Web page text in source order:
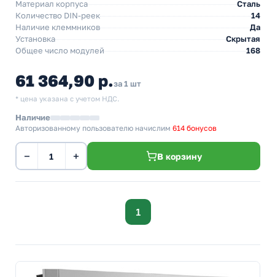
Материал корпуса
Сталь
Количество DIN-реек
14
Наличие клеммников
Да
Установка
Скрытая
Общее число модулей
168
61 364,90 р.за 1 шт
* цена указана с учетом НДС.
Наличие
Авторизованному пользователю начислим 614 бонусов
− + В корзину
1